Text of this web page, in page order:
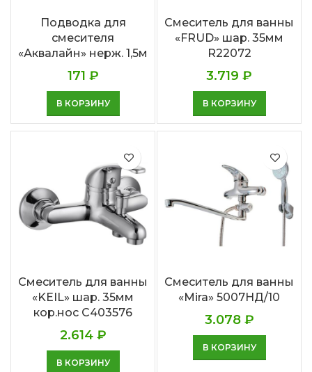
Подводка для
смесителя
«Аквалайн» нерж. 1,5м
171 ₽
В КОРЗИНУ
Смеситель для ванны
«FRUD» шар. 35мм
R22072
3.719 ₽
В КОРЗИНУ
Смеситель для ванны
«KEIL» шар. 35мм
кор.нос С403576
2.614 ₽
В КОРЗИНУ
Смеситель для ванны
«Mira» 5007НД/10
3.078 ₽
В КОРЗИНУ